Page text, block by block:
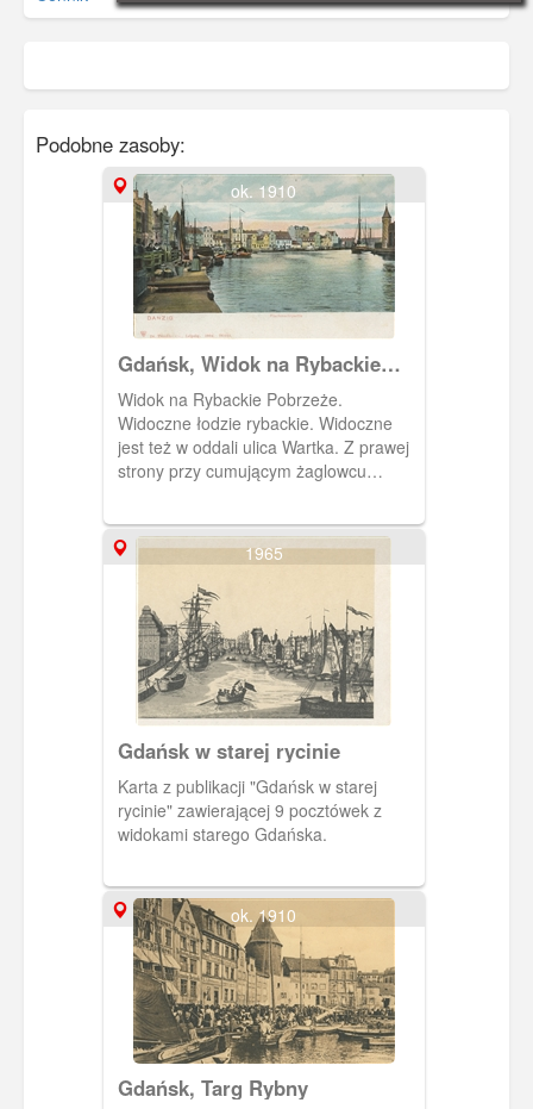
Podobne zasoby:
ok. 1910
Gdańsk, Widok na Rybackie
Pobrzeże
Widok na Rybackie Pobrzeże.
Widoczne łodzie rybackie. Widoczne
jest też w oddali ulica Wartka. Z prawej
strony przy cumującym żaglowcu
1965
Gdańsk w starej rycinie
Karta z publikacji "Gdańsk w starej
rycinie" zawierającej 9 pocztówek z
widokami starego Gdańska.
ok. 1910
Gdańsk, Targ Rybny